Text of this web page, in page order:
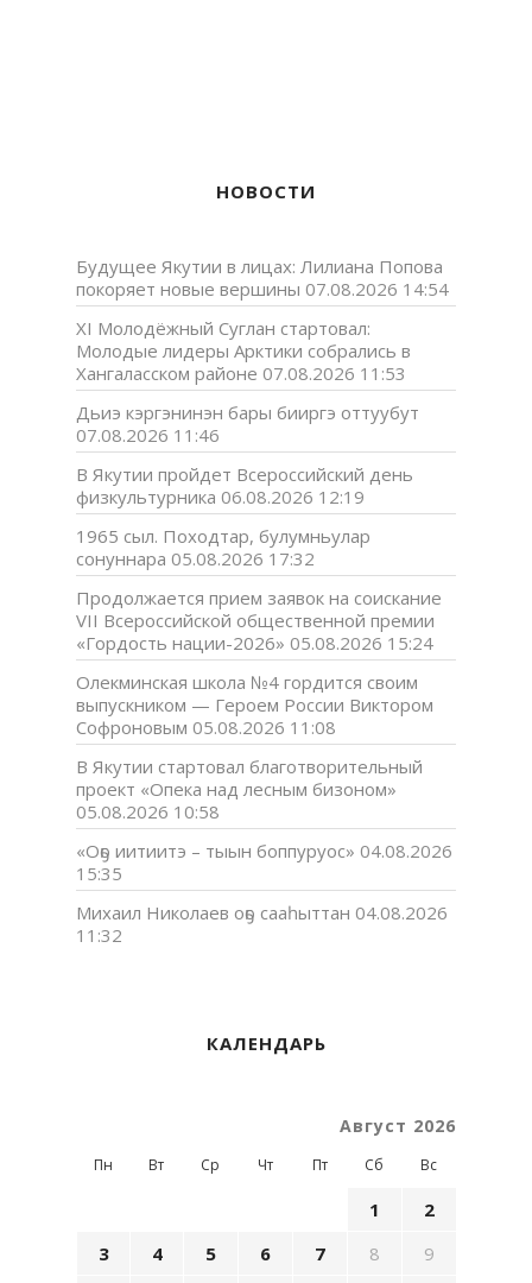
НОВОСТИ
Будущее Якутии в лицах: Лилиана Попова
покоряет новые вершины 07.08.2026 14:54
XI Молодёжный Суглан стартовал:
Молодые лидеры Арктики собрались в
Хангаласском районе 07.08.2026 11:53
Дьиэ кэргэнинэн бары бииргэ оттуубут
07.08.2026 11:46
В Якутии пройдет Всероссийский день
физкультурника 06.08.2026 12:19
1965 сыл. Походтар, булумньулар
сонуннара 05.08.2026 17:32
Продолжается прием заявок на соискание
VII Всероссийской общественной премии
«Гордость нации-2026» 05.08.2026 15:24
Олекминская школа №4 гордится своим
выпускником — Героем России Виктором
Софроновым 05.08.2026 11:08
В Якутии стартовал благотворительный
проект «Опека над лесным бизоном»
05.08.2026 10:58
«Оҕо иитиитэ – тыын боппуруос» 04.08.2026
15:35
Михаил Николаев оҕо сааһыттан 04.08.2026
11:32
КАЛЕНДАРЬ
Август 2026
Пн Вт Ср Чт Пт Сб Вс
1
2
3
4 5 6 7 8
9